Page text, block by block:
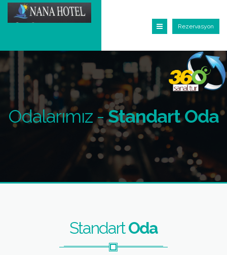
Rezervasyon
Odalarımız -Standart Oda
StandartOda